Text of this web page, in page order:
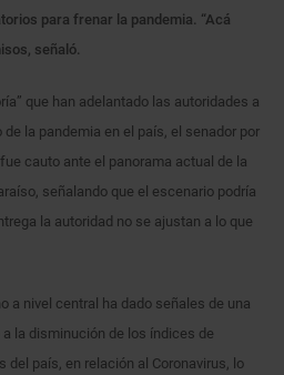
para frenar la pandemia. “Acá
señaló.
que han adelantado las autoridades a
la pandemia en el país, el senador por
cauto ante el panorama actual de la
señalando que el escenario podría
la autoridad no se ajustan a lo que
a nivel central ha dado señales de una
la disminución de los índices de
del país, en relación al Coronavirus, lo